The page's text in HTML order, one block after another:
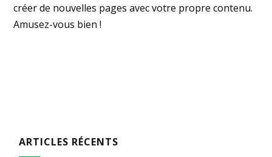
créer de nouvelles pages avec votre propre contenu.
Amusez-vous bien !
ARTICLES RÉCENTS